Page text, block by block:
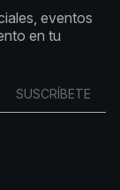
eventos
en tu
SUSCRÍBETE